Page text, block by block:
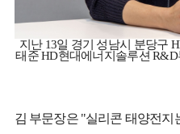
지난 13일 경기 성남시 분당구
태준 HD현대에너지솔루션
김 부문장은 "실리콘 태양전지